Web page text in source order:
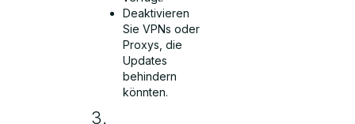
Deaktivieren
Sie VPNs oder
Proxys, die
Updates
behindern
könnten.
3.